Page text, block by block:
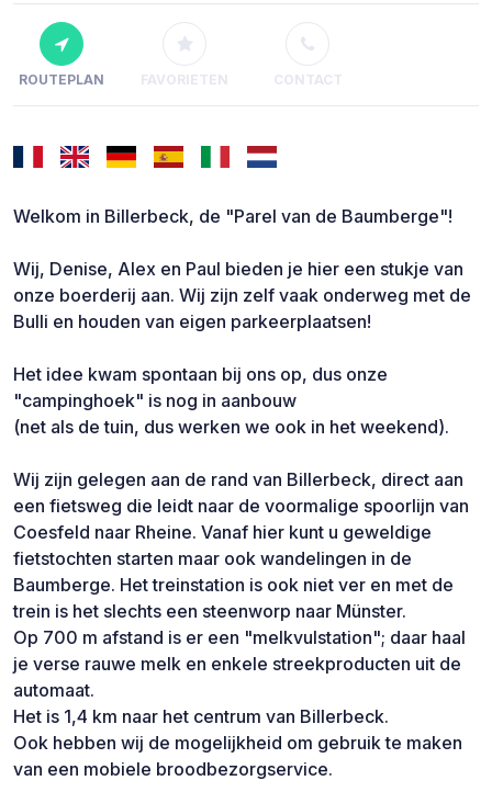
ROUTEPLAN FAVORIETEN CONTACT
Welkom in Billerbeck, de "Parel van de Baumberge"!
Wij, Denise, Alex en Paul bieden je hier een stukje van
onze boerderij aan. Wij zijn zelf vaak onderweg met de
Bulli en houden van eigen parkeerplaatsen!
Het idee kwam spontaan bij ons op, dus onze
"campinghoek" is nog in aanbouw
(net als de tuin, dus werken we ook in het weekend).
Wij zijn gelegen aan de rand van Billerbeck, direct aan
een fietsweg die leidt naar de voormalige spoorlijn van
Coesfeld naar Rheine. Vanaf hier kunt u geweldige
fietstochten starten maar ook wandelingen in de
Baumberge. Het treinstation is ook niet ver en met de
trein is het slechts een steenworp naar Münster.
Op 700 m afstand is er een "melkvulstation"; daar haal
je verse rauwe melk en enkele streekproducten uit de
automaat.
Het is 1,4 km naar het centrum van Billerbeck.
Ook hebben wij de mogelijkheid om gebruik te maken
van een mobiele broodbezorgservice.